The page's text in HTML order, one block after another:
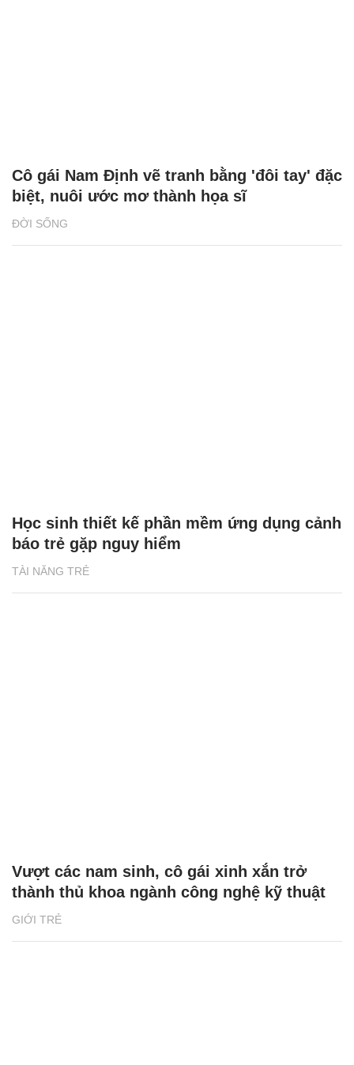
ĐỜI SỐNG
Cô gái Nam Định vẽ tranh bằng 'đôi tay' đặc
biệt, nuôi ước mơ thành họa sĩ
TÀI NĂNG TRẺ
Học sinh thiết kế phần mềm ứng dụng cảnh
báo trẻ gặp nguy hiểm
GIỚI TRẺ
Vượt các nam sinh, cô gái xinh xắn trở
thành thủ khoa ngành công nghệ kỹ thuật